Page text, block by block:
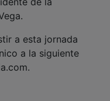
a la siguiente